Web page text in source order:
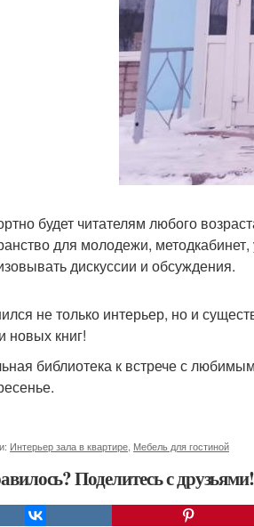
будет читателям любого
для молодежи,
дискуссии и обсуждения.
не только интерьер, но и
новых книг!
библиотека к встрече с
Интерьер зала в квартире Мебель для гостиной
Поделитесь с друзьями!